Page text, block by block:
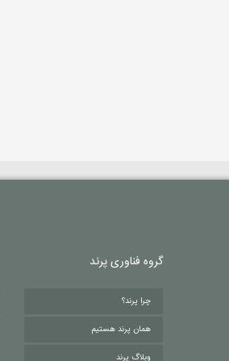
گروه فناوری پرند
چرا پرند؟
همان پرند هستیم
وبلاگ پرند